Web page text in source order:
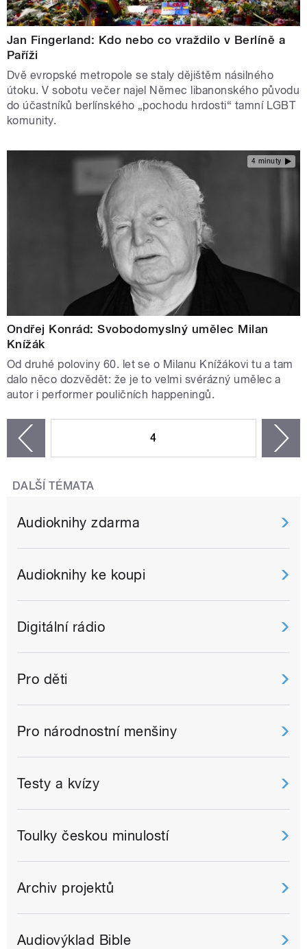
Jan Fingerland: Kdo nebo co vraždilo v Berlíně a
Paříži
Dvě evropské metropole se staly dějištěm násilného
útoku. V sobotu večer najel Němec libanonského původu
do účastníků berlínského „pochodu hrdosti“ tamní LGBT
komunity.
4 minuty
Ondřej Konrád: Svobodomyslný umělec Milan
Knížák
Od druhé poloviny 60. let se o Milanu Knížákovi tu a tam
dalo něco dozvědět: že je to velmi svérázný umělec a
autor i performer pouličních happeningů.
4
DALŠÍ TÉMATA
Audioknihy zdarma
Audioknihy ke koupi
Digitální rádio
Pro děti
Pro národnostní menšiny
Testy a kvízy
Toulky českou minulostí
Archiv projektů
Audiovýklad Bible